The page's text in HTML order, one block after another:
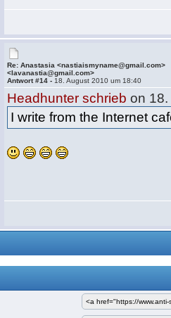
Re: Anastasia <nastiaismyname@gmail.com>
<lavanastia@gmail.com>
Antwort #14 - 18. August 2010 um 18:40
Headhunter schrieb on
I write from the Internet